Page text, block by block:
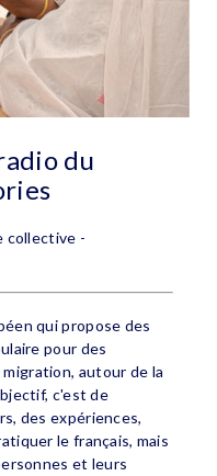
du
collective -
qui propose des
pour des
autour de la
c'est de
des expériences,
le français, mais
et leurs